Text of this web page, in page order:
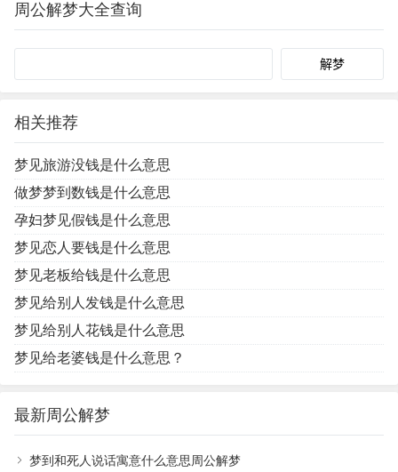
欺负我想帮忙喊了但是…
周公解梦大全查询
相关推荐
梦见旅游没钱是什么意思
做梦梦到数钱是什么意思
孕妇梦见假钱是什么意思
梦见恋人要钱是什么意思
梦见老板给钱是什么意思
梦见给别人发钱是什么意思
梦见给别人花钱是什么意思
梦见给老婆钱是什么意思？
最新周公解梦
梦到和死人说话寓意什么意思周公解梦